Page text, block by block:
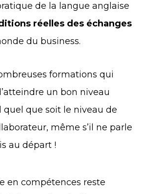
de la langue anglaise
réelles des échanges
du business.
formations qui
un bon niveau
quel que soit le niveau de
même s’il ne parle
au départ !
en compétences reste